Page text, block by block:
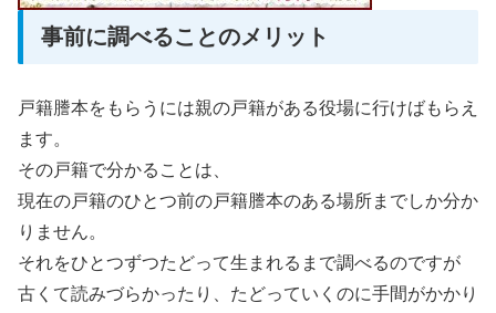
事前に調べることのメリット
戸籍謄本をもらうには親の戸籍がある役場に行けばもらえ
ます。
その戸籍で分かることは、
現在の戸籍のひとつ前の戸籍謄本のある場所までしか分か
りません。
それをひとつずつたどって生まれるまで調べるのですが
古くて読みづらかったり、たどっていくのに手間がかかり